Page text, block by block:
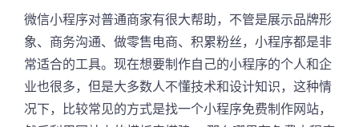
微信小程序对普通商家有很大帮助，不管是展示品牌形
象、商务沟通、做零售电商、积累粉丝，小程序都是非
常适合的工具。现在想要制作自己的小程序的个人和企
业也很多，但是大多数人不懂技术和设计知识，这种情
况下，比较常见的方式是找一个小程序免费制作网站，